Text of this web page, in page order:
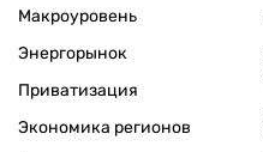
Макроуровень
Энергорынок
Приватизация
Экономика регионов